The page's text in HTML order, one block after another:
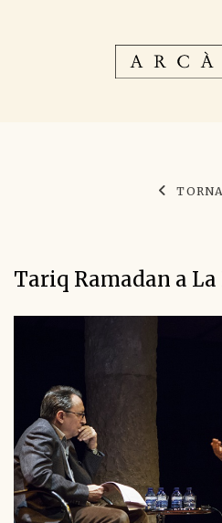
Tariq Ramadan a La